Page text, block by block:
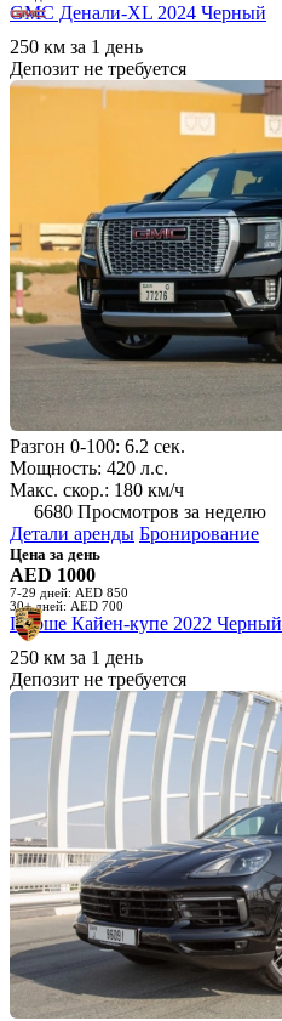
GMC Денали-XL 2024 Черный
250 км за 1 день
Депозит не требуется
Разгон 0-100: 6.2 сек.
Мощность: 420 л.с.
Макс. скор.: 180 км/ч
6680 Просмотров за неделю
Детали аренды Бронирование
Цена за день
AED 1000
7-29 дней: AED 850
30+ дней: AED 700
Порше Кайен-купе 2022 Черный
250 км за 1 день
Депозит не требуется